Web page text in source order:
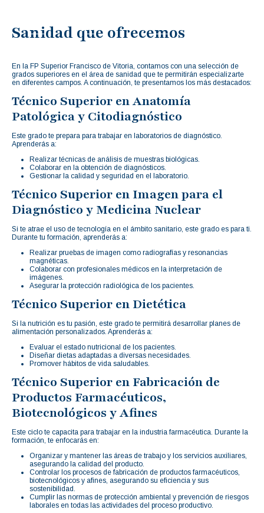
Sanidad que ofrecemos
En la FP Superior Francisco de Vitoria, contamos con una selección de
grados superiores en el área de sanidad que te permitirán especializarte
en diferentes campos. A continuación, te presentamos los más destacados:
Técnico Superior en Anatomía
Patológica y Citodiagnóstico
Este grado te prepara para trabajar en laboratorios de diagnóstico.
Aprenderás a:
Realizar técnicas de análisis de muestras biológicas.
Colaborar en la obtención de diagnósticos.
Gestionar la calidad y seguridad en el laboratorio.
Técnico Superior en Imagen para el
Diagnóstico y Medicina Nuclear
Si te atrae el uso de tecnología en el ámbito sanitario, este grado es para ti.
Durante tu formación, aprenderás a:
Realizar pruebas de imagen como radiografías y resonancias
magnéticas.
Colaborar con profesionales médicos en la interpretación de
imágenes.
Asegurar la protección radiológica de los pacientes.
Técnico Superior en Dietética
Si la nutrición es tu pasión, este grado te permitirá desarrollar planes de
alimentación personalizados. Aprenderás a:
Evaluar el estado nutricional de los pacientes.
Diseñar dietas adaptadas a diversas necesidades.
Promover hábitos de vida saludables.
Técnico Superior en Fabricación de
Productos Farmacéuticos,
Biotecnológicos y Afines
Este ciclo te capacita para trabajar en la industria farmacéutica. Durante la
formación, te enfocarás en:
Organizar y mantener las áreas de trabajo y los servicios auxiliares,
asegurando la calidad del producto.
Controlar los procesos de fabricación de productos farmacéuticos,
biotecnológicos y afines, asegurando su eficiencia y sus
sostenibilidad.
Cumplir las normas de protección ambiental y prevención de riesgos
laborales en todas las actividades del proceso productivo.